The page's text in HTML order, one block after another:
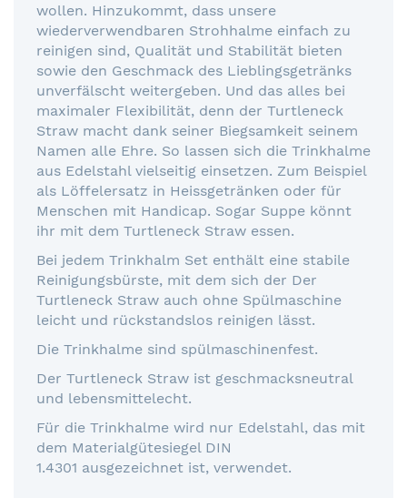
wollen. Hinzukommt, dass unsere
wiederverwendbaren Strohhalme einfach zu
reinigen sind, Qualität und Stabilität bieten
sowie den Geschmack des Lieblingsgetränks
unverfälscht weitergeben. Und das alles bei
maximaler Flexibilität, denn der Turtleneck
Straw macht dank seiner Biegsamkeit seinem
Namen alle Ehre. So lassen sich die Trinkhalme
aus Edelstahl vielseitig einsetzen. Zum Beispiel
als Löffelersatz in Heissgetränken oder für
Menschen mit Handicap. Sogar Suppe könnt
ihr mit dem Turtleneck Straw essen.
Bei jedem Trinkhalm Set enthält eine stabile
Reinigungsbürste, mit dem sich der Der
Turtleneck Straw auch ohne Spülmaschine
leicht und rückstandslos reinigen lässt.
Die Trinkhalme sind spülmaschinenfest.
Der Turtleneck Straw ist geschmacksneutral
und lebensmittelecht.
Für die Trinkhalme wird nur Edelstahl, das mit
dem Materialgütesiegel DIN
1.4301 ausgezeichnet ist, verwendet.